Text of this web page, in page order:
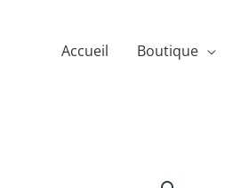
Accueil Boutique